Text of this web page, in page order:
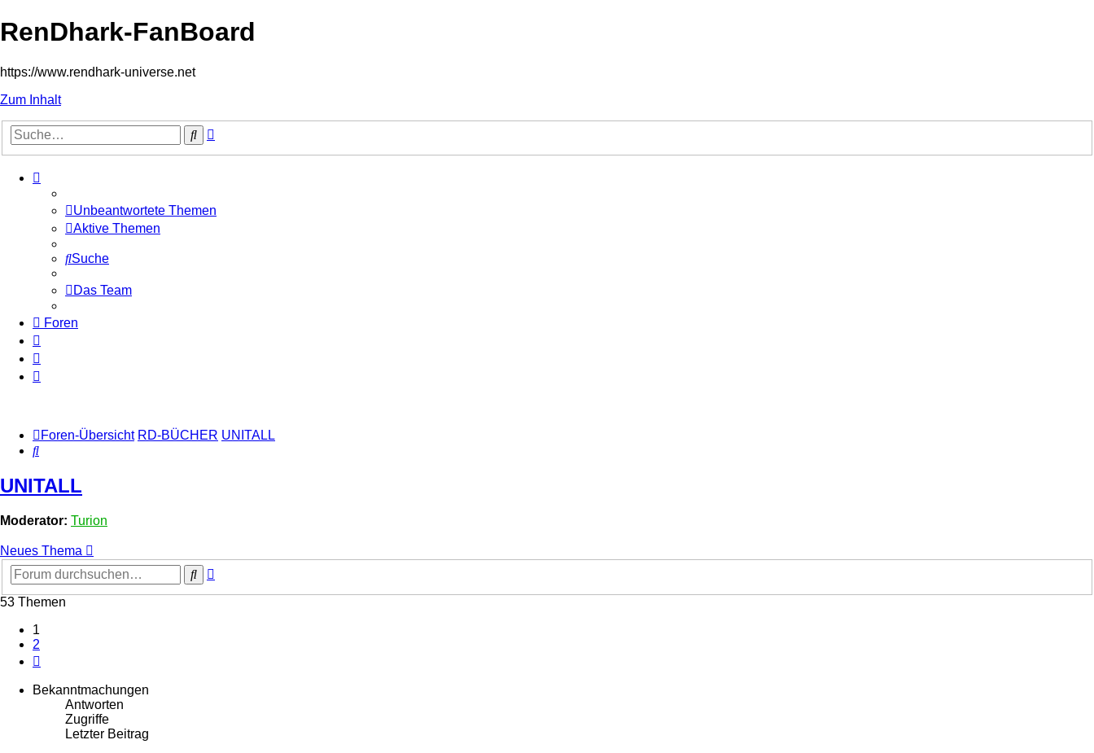
RenDhark-FanBoard
https://www.rendhark-universe.net
Zum Inhalt
Suche
Unbeantwortete Themen
Aktive Themen
Suche
Das Team
Foren
Foren-Übersicht RD-BÜCHER UNITALL
Suche
UNITALL
Moderator: Turion
Neues Thema
Suche
53 Themen
1
2
Bekanntmachungen
Antworten
Zugriffe
Letzter Beitrag